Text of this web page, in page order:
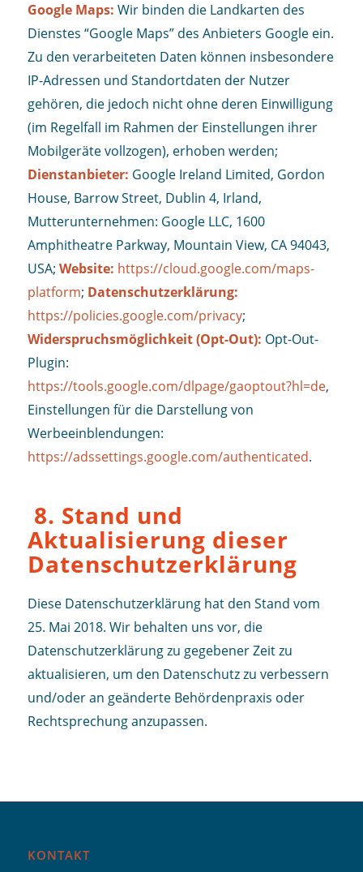
Google Maps: Wir binden die Landkarten des
Dienstes “Google Maps” des Anbieters Google ein.
Zu den verarbeiteten Daten können insbesondere
IP-Adressen und Standortdaten der Nutzer
gehören, die jedoch nicht ohne deren Einwilligung
(im Regelfall im Rahmen der Einstellungen ihrer
Mobilgeräte vollzogen), erhoben werden;
Dienstanbieter: Google Ireland Limited, Gordon
House, Barrow Street, Dublin 4, Irland,
Mutterunternehmen: Google LLC, 1600
Amphitheatre Parkway, Mountain View, CA 94043,
USA; Website: https://cloud.google.com/maps-
platform; Datenschutzerklärung:
https://policies.google.com/privacy;
Widerspruchsmöglichkeit (Opt-Out): Opt-Out-
Plugin:
https://tools.google.com/dlpage/gaoptout?hl=de,
Einstellungen für die Darstellung von
Werbeeinblendungen:
https://adssettings.google.com/authenticated.
8. Stand und
Aktualisierung dieser
Datenschutzerklärung
Diese Datenschutzerklärung hat den Stand vom
25. Mai 2018. Wir behalten uns vor, die
Datenschutzerklärung zu gegebener Zeit zu
aktualisieren, um den Datenschutz zu verbessern
und/oder an geänderte Behördenpraxis oder
Rechtsprechung anzupassen.
KONTAKT